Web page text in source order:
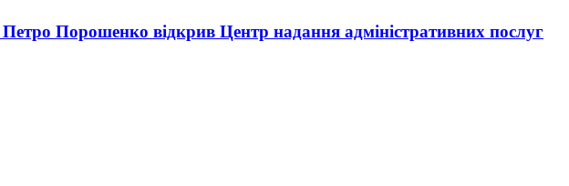
Порошенко відкрив Центр надання адміністративних послуг